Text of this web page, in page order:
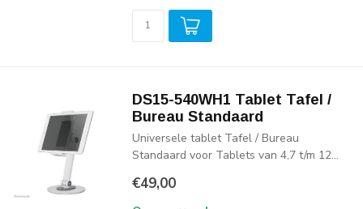
DS15-540WH1 Tablet Tafel /
Bureau Standaard
Universele tablet Tafel / Bureau
Standaard voor Tablets van 4,7 t/m 12...
€49,00